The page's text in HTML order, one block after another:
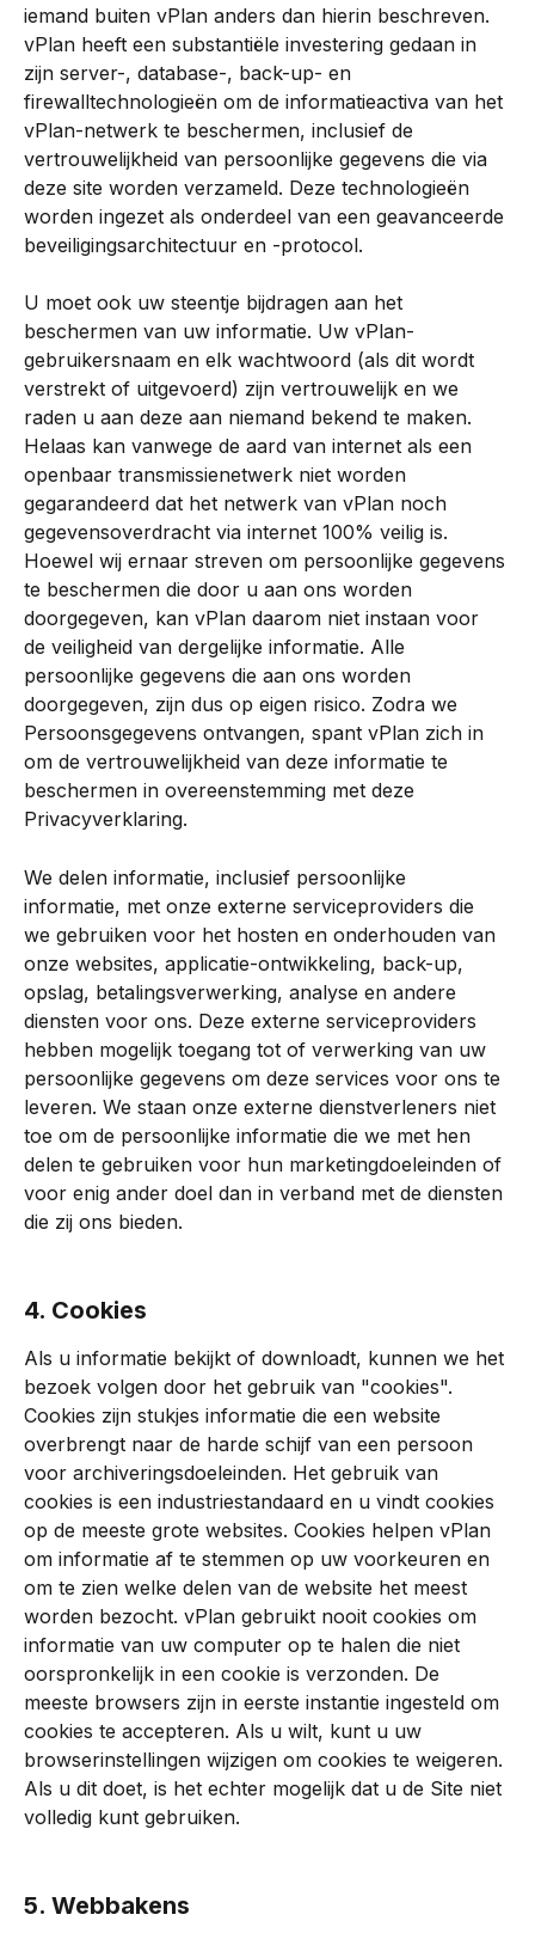
iemand buiten vPlan anders dan hierin beschreven.
vPlan heeft een substantiële investering gedaan in
zijn server-, database-, back-up- en
firewalltechnologieën om de informatieactiva van het
vPlan-netwerk te beschermen, inclusief de
vertrouwelijkheid van persoonlijke gegevens die via
deze site worden verzameld. Deze technologieën
worden ingezet als onderdeel van een geavanceerde
beveiligingsarchitectuur en -protocol.
U moet ook uw steentje bijdragen aan het
beschermen van uw informatie. Uw vPlan-
gebruikersnaam en elk wachtwoord (als dit wordt
verstrekt of uitgevoerd) zijn vertrouwelijk en we
raden u aan deze aan niemand bekend te maken.
Helaas kan vanwege de aard van internet als een
openbaar transmissienetwerk niet worden
gegarandeerd dat het netwerk van vPlan noch
gegevensoverdracht via internet 100% veilig is.
Hoewel wij ernaar streven om persoonlijke gegevens
te beschermen die door u aan ons worden
doorgegeven, kan vPlan daarom niet instaan ​​voor
de veiligheid van dergelijke informatie. Alle
persoonlijke gegevens die aan ons worden
doorgegeven, zijn dus op eigen risico. Zodra we
Persoonsgegevens ontvangen, spant vPlan zich in
om de vertrouwelijkheid van deze informatie te
beschermen in overeenstemming met deze
Privacyverklaring.
We delen informatie, inclusief persoonlijke
informatie, met onze externe serviceproviders die
we gebruiken voor het hosten en onderhouden van
onze websites, applicatie-ontwikkeling, back-up,
opslag, betalingsverwerking, analyse en andere
diensten voor ons. Deze externe serviceproviders
hebben mogelijk toegang tot of verwerking van uw
persoonlijke gegevens om deze services voor ons te
leveren. We staan ​​onze externe dienstverleners niet
toe om de persoonlijke informatie die we met hen
delen te gebruiken voor hun marketingdoeleinden of
voor enig ander doel dan in verband met de diensten
die zij ons bieden.
4. Cookies
Als u informatie bekijkt of downloadt, kunnen we het
bezoek volgen door het gebruik van "cookies".
Cookies zijn stukjes informatie die een website
overbrengt naar de harde schijf van een persoon
voor archiveringsdoeleinden. Het gebruik van
cookies is een industriestandaard en u vindt cookies
op de meeste grote websites. Cookies helpen vPlan
om informatie af te stemmen op uw voorkeuren en
om te zien welke delen van de website het meest
worden bezocht. vPlan gebruikt nooit cookies om
informatie van uw computer op te halen die niet
oorspronkelijk in een cookie is verzonden. De
meeste browsers zijn in eerste instantie ingesteld om
cookies te accepteren. Als u wilt, kunt u uw
browserinstellingen wijzigen om cookies te weigeren.
Als u dit doet, is het echter mogelijk dat u de Site niet
volledig kunt gebruiken.
5. Webbakens